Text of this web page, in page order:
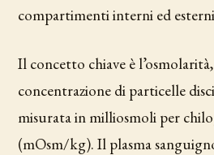
compartimenti interni ed
Il concetto chiave è
concentrazione di particelle
misurata in milliosmoli per
(mOsm/kg). Il plasma